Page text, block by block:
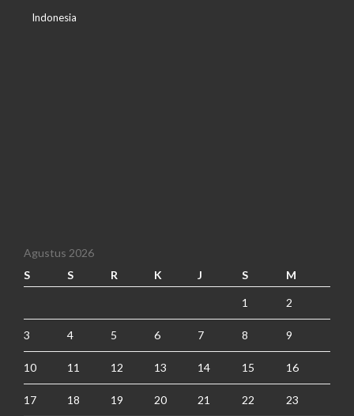
Indonesia
Agustus 2026
S
S R K J S M
1 2
3 4 5 6 7 8 9
10 11 12 13 14 15 16
17 18 19 20 21 22 23